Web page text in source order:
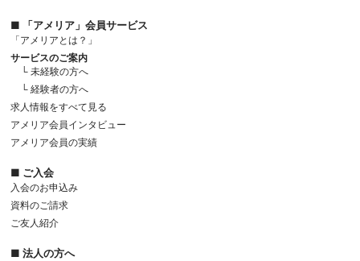
■ 「アメリア」会員サービス
「アメリアとは？」
サービスのご案内
└ 未経験の方へ
└ 経験者の方へ
求人情報をすべて見る
アメリア会員インタビュー
アメリア会員の実績
■ ご入会
入会のお申込み
資料のご請求
ご友人紹介
■ 法人の方へ